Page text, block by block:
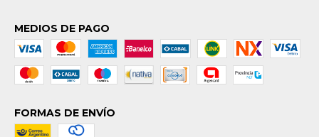
MEDIOS DE PAGO
FORMAS DE ENVÍO